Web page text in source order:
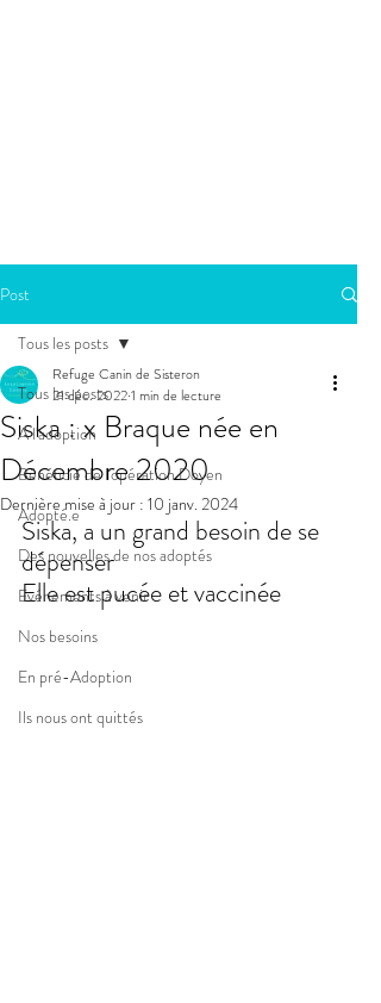
Post
Tous les posts
A l'adoption
Bénéficie de l'opération Doyen
Adopté.e
Des nouvelles de nos adoptés
Evénements à venir
Nos besoins
En pré-Adoption
Ils nous ont quittés
Tous les posts
Siska : x Braque née en
Décembre 2020
Refuge Canin de Sisteron
21 déc. 20221 min de lecture
Dernière mise à jour : 10 janv. 2024
Siska, a un grand besoin de se
dépenser
Elle est pucée et vaccinée